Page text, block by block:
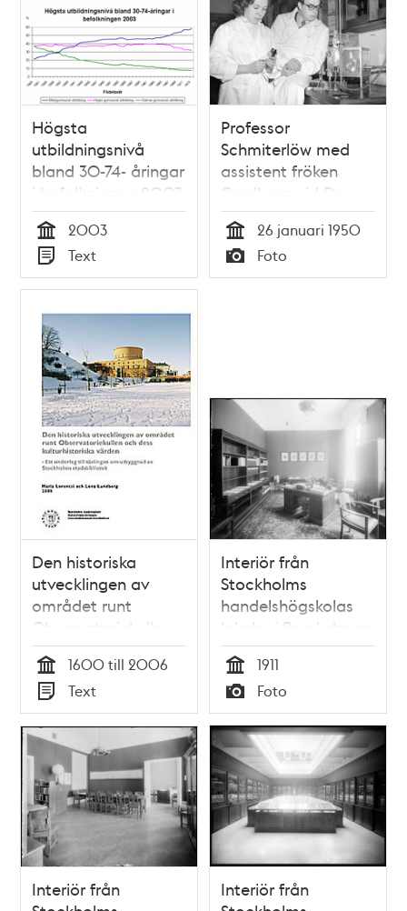
Högsta
utbildningsnivå
bland 30-74- åringar
i befolkningen 2003
Tid
2003
Typ
Text
Professor
Schmiterlöw med
assistent fröken
Gredborn vid Dr.
Halperns
aerosolapparat på
Veterinärhögskolan,
Farmakologiska
Tid
26 januari 1950
Typ
Foto
Den historiska
utvecklingen av
området runt
Observatoriekullen
och dess
kulturhistoriska
värden : ett
underlag till
tävlingen om
utbyggnad av
Stockholms
stadsbibliotek /
Maria Lorentzi och
Lena Lundberg
Tid
1600 till 2006
Typ
Text
Interiör från
Stockholms
handelshögskolas
lokaler i Brunkebergs
hotell vid
Brunkebergstorg
Tid
1911
Typ
Foto
Interiör från
Interiör från